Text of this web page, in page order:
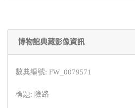
博物館典藏影像資訊
數典編號: FW_0079571
標題: 險路